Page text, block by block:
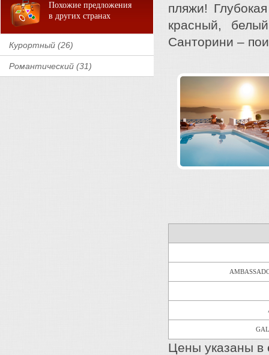
Похожие предложения
в других странах
Курортный (26)
Романтический (31)
пляжи!
красный,
Санторини –
Цены указаны в